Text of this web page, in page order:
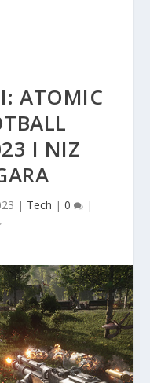
ATOMIC
I NIZ
| Tech | 0 |